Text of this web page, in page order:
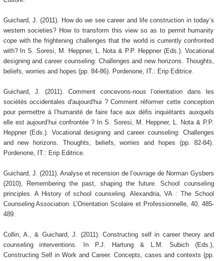
Guichard, J. (2011). How do we see career and life construction in today’s
western societies? How to transform this view so as to permit humanity
cope with the frightening challenges that the world is currently confronted
with? In S. Soresi, M. Heppner, L. Nota & P.P. Heppner (Eds.). Vocational
designing and career counseling: Challenges and new horizons. Thoughts,
beliefs, worries and hopes (pp. 84-86). Pordenone, IT.: Erip Editrice.
Guichard, J. (2011). Comment concevons-nous l’orientation dans les
sociétés occidentales d'aujourd'hui ? Comment réformer cette conception
pour permettre à l’humanité de faire face aux défis inquiétants auxquels
elle est aujourd’hui confrontée ? In S. Soresi, M. Heppner, L. Nota & P.P.
Heppner (Eds.). Vocational designing and career counseling: Challenges
and new horizons. Thoughts, beliefs, worries and hopes (pp. 82-84).
Pordenone, IT.: Erip Editrice.
Guichard, J. (2011). Analyse et recension de l’ouvrage de Norman Gysbers
(2010), Remembering the past, shaping the future. School counseling
principles. A History of school counseling. Alexandria, VA : The School
Counseling Association. L’Orientation Scolaire et Professionnelle, 40, 485-
489.
Collin, A., & Guichard, J. (2011). Constructing self in career theory and
counseling interventions. In P.J. Hartung & L.M. Subich (Eds.),
Constructing Self in Work and Career. Concepts, cases and contexts (pp.